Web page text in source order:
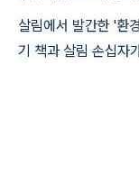
살림에서 발간한 '
기 책과 살림 손십자